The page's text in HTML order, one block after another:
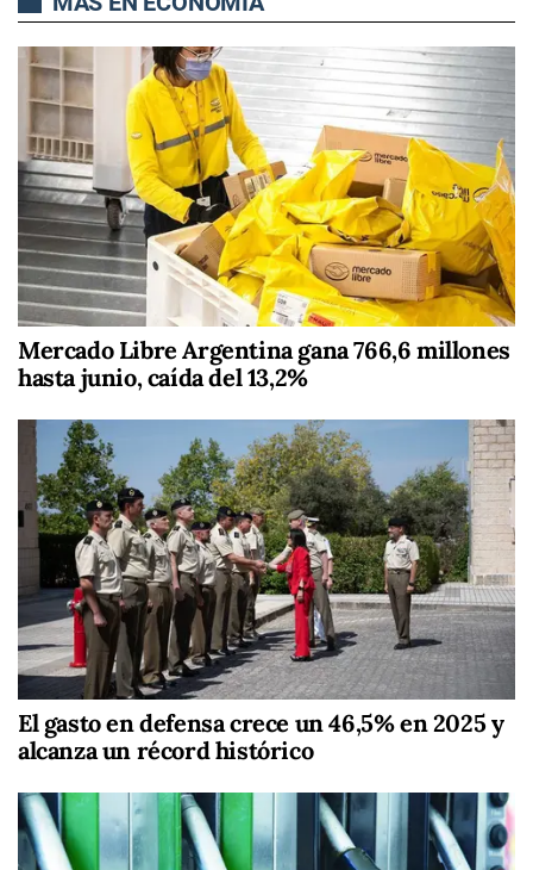
Mercado Libre Argentina gana 766,6 millones
hasta junio, caída del 13,2%
El gasto en defensa crece un 46,5% en 2025 y
alcanza un récord histórico